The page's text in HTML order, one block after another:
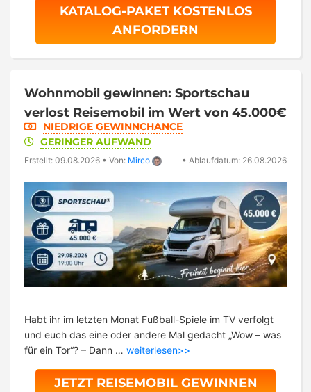
KATALOG-PAKET KOSTENLOS
ANFORDERN
Wohnmobil gewinnen: Sportschau
verlost Reisemobil im Wert von 45.000€
NIEDRIGE GEWINNCHANCE
GERINGER AUFWAND
Erstellt: 09.08.2026 • Von: Mirco • Ablaufdatum: 26.08.2026
Habt ihr im letzten Monat Fußball-Spiele im TV verfolgt
und euch das eine oder andere Mal gedacht „Wow – was
für ein Tor“? – Dann … weiterlesen>>
JETZT REISEMOBIL GEWINNEN